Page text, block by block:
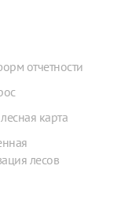
отчетности
карта
лесов